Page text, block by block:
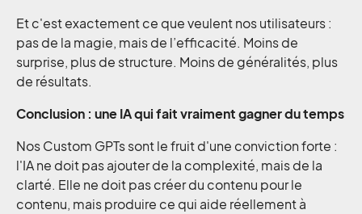
Et c'est exactement ce que veulent nos utilisateurs :
pas de la magie, mais de l’efficacité. Moins de
surprise, plus de structure. Moins de généralités, plus
de résultats.
Conclusion : une IA qui fait vraiment gagner du temps
Nos Custom GPTs sont le fruit d'une conviction forte :
l'IA ne doit pas ajouter de la complexité, mais de la
clarté. Elle ne doit pas créer du contenu pour le
contenu, mais produire ce qui aide réellement à